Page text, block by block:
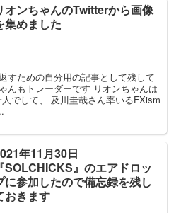
オンちゃんのTwitterから画像
集めました
すための自分用の記事として残して
んもトレーダーです リオンちゃんは
でして、 及川圭哉さん率いるFXism
年11月30日
『SOLCHICKS』のエアドロッ
に参加したので備忘録を残し
おきます